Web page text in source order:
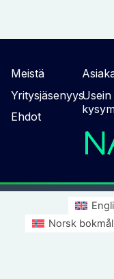
Meistä
Yritysjäsenyys
Ehdot
Norsk bokmål